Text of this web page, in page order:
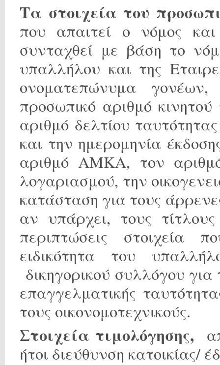
Τα στοιχεία του
που απαιτεί ο νόμος
συνταχθεί με βάση το
υπαλλήλου και της
ονοματεπώνυμα γονέων,
προσωπικό αριθμό
αριθμό δελτίου
και την ημερομηνία
αριθμό ΑΜΚΑ, τον
λογαριασμού, την
κατάσταση για τους
αν υπάρχει, τους
περιπτώσεις στοιχεία
ειδικότητα του
δικηγορικού συλλόγου για
επαγγελματικής
τους οικονομοτεχνικούς.
Στοιχεία τιμολόγησης,
ήτοι διεύθυνση